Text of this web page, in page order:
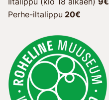
Perhe-iltalippu 20€